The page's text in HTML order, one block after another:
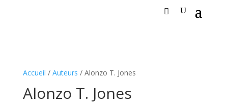
Accueil / Auteurs / Alonzo T. Jones
Alonzo T. Jones